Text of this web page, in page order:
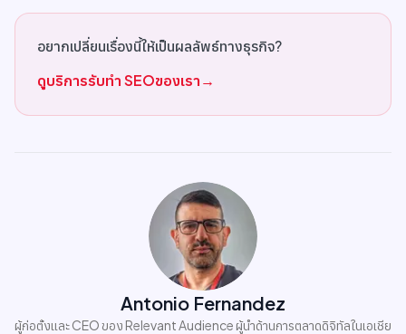
อยากเปลี่ยนเรื่องนี้ให้เป็นผลลัพธ์ทางธุรกิจ?
ดูบริการรับทำ SEOของเรา→
Antonio Fernandez
ผู้ก่อตั้งและ CEO ของ Relevant Audience ผู้นำด้านการตลาดดิจิทัลในเอเชีย